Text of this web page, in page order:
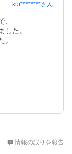
kui********さん
た。
情報の誤りを報告